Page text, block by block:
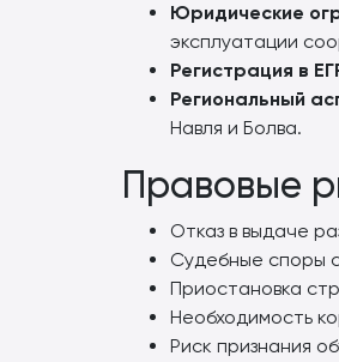
Юридические
эксплуатации
Регистрация в
Региональный
Навля и Болва.
Правовые
Отказ в выдаче
Судебные споры
Приостановка
Необходимость
Риск признания